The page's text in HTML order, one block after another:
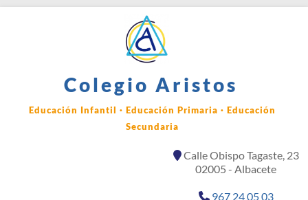
Colegio Aristos
Educación Infantil · Educación Primaria · Educación
Secundaria
Calle Obispo Tagaste, 23
02005 - Albacete
967 24 05 03